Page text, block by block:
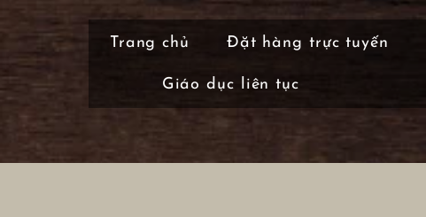
Trang chủ Đặt hàng trực tuyến
Giáo dục liên tục